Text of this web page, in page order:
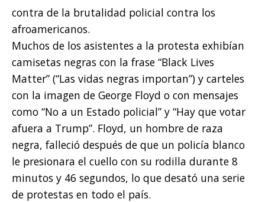
contra de la brutalidad policial contra los
afroamericanos.
Muchos de los asistentes a la protesta exhibían
camisetas negras con la frase “Black Lives
Matter” (“Las vidas negras importan”) y carteles
con la imagen de George Floyd o con mensajes
como “No a un Estado policial” y “Hay que votar
afuera a Trump”. Floyd, un hombre de raza
negra, falleció después de que un policía blanco
le presionara el cuello con su rodilla durante 8
minutos y 46 segundos, lo que desató una serie
de protestas en todo el país.